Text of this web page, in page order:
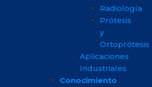
Radiología
Prótesis
y
Ortoprótesis
Aplicaciones
Industriales
Conocimiento